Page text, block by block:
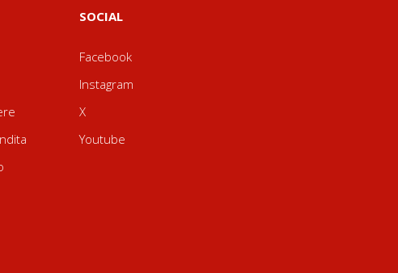
SOCIAL
Facebook
Instagram
X
Youtube